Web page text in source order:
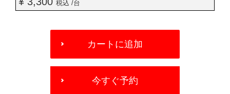
税込 /台
OPTIONS
カートに追加
今すぐ予約